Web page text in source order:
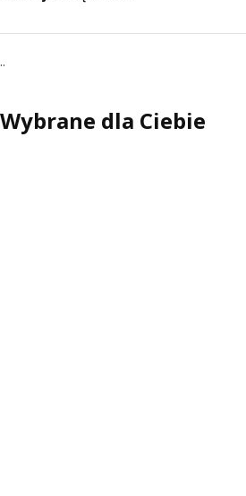
..
Wybrane dla Ciebie